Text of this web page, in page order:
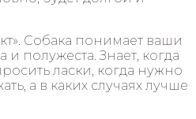
Собака понимает ваши
и полужеста. Знает, когда
ласки, когда нужно
а в каких случаях лучше